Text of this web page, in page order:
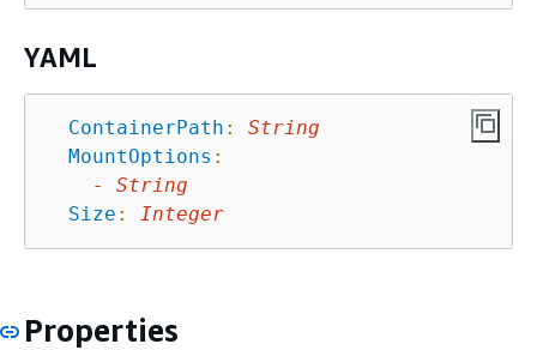
YAML
ContainerPath :
String
MountOptions :
-
String
Size : Integer
Properties